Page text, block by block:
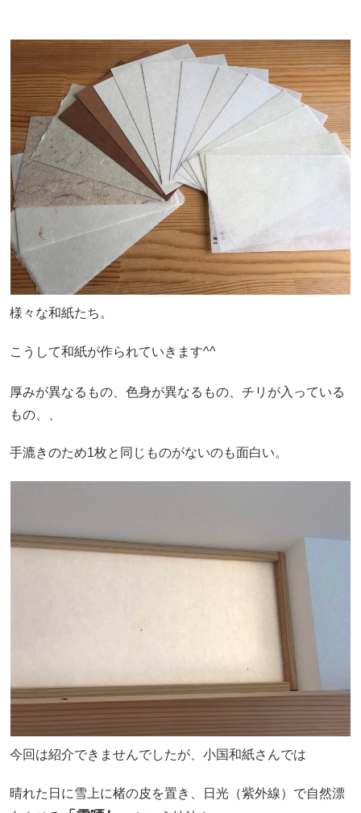
様々な和紙たち。
こうして和紙が作られていきます^^
厚みが異なるもの、色身が異なるもの、チリが入っている
もの、、
手漉きのため1枚と同じものがないのも面白い。
今回は紹介できませんでしたが、小国和紙さんでは
晴れた日に雪上に楮の皮を置き、日光（紫外線）で自然漂